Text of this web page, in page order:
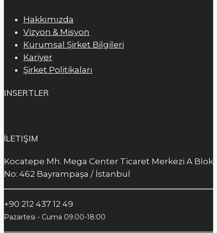
Hakkımızda
Vizyon & Misyon
Kurumsal Şirket Bilgileri
Kariyer
Şirket Politikaları
INSERTLER
İLETIŞIM
Kocatepe Mh. Mega Center Ticaret Merkezi A Blok
No: 462 Bayrampaşa / İstanbul
+90 212 437 12 49
Pazartesi - Cuma 09:00-18:00